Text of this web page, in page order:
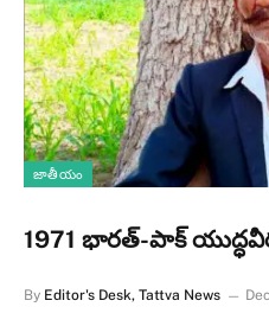
జాతీయం
1971 భారత్‌-పాక్
By Editor's Desk, Tattva News